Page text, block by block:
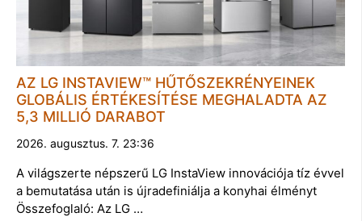
AZ LG INSTAVIEW™ HŰTŐSZEKRÉNYEINEK
GLOBÁLIS ÉRTÉKESÍTÉSE MEGHALADTA AZ
5,3 MILLIÓ DARABOT
2026. augusztus. 7. 23:36
A világszerte népszerű LG InstaView innovációja tíz évvel
a bemutatása után is újradefiniálja a konyhai élményt
Összefoglaló: Az LG …